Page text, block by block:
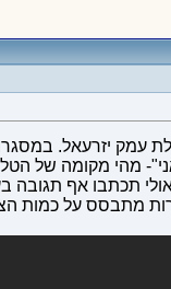
הטלוויזיה בחיינו. השקענו,
תכתבו אף תגובה
מתבסס על כמות